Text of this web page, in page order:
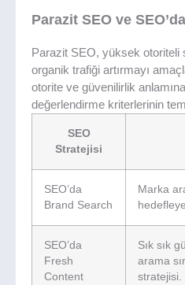
Parazit SEO ve
Parazit SEO, yüksek otoriteli
organik trafiği artırmayı
otorite ve güvenilirlik
değerlendirme kriterlerinin
SEO
Stratejisi
SEO’da
Brand Search
Marka
SEO’da
Fresh
Content
Sık sık
arama
stratejisi.